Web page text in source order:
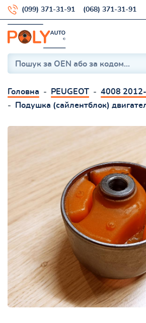
(099) 371-31-91 (068) 371-31-91
Головна PEUGEOT
4008 2012-
Подушка (сайлентблок)